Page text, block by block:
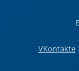
VKontakte